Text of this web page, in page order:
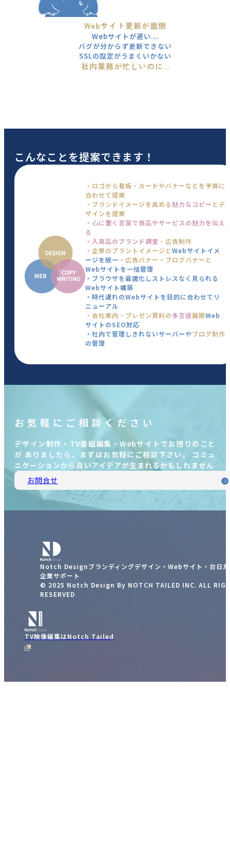
Webサイト更新が面倒
Webサイトが遅い...
バグが分からず更新できない
SSLの設定がうまくいかない
社内業務が忙しいのに...
こんなことを提案できます！
・ロゴから看板、カードやバナーなどを予算に
合わせて提案
・ブランドイメージを高める 魅力なコピー とデ
ザインを提案
・心に響く言葉で商品やサービスの魅力を伝え
る
・入商品のブランド調査 、広告制作
・企業のブラントイメージとWebサイトイメ
ージを統一 ・広告バナー・ブログバナーと
Webサイトを一括管理
・ブラウザを最適化しストレスなく見られる
Webサイト構築
・時代遅れのWebサイトを目的に合わせてリ
ニューアル
・会社案内、プレゼン資料の多言語展開Web
サイトのSEO対応
・社内で管理しきれないサーバーやブログ制作
の管理
お気軽にご相談ください
デザイン制作・TV番組編集・Webサイトでお困りのこと
が ありましたら、まずはお気軽にご相談下さい。 コミュ
ニケーションから良いアイデアが生まれるかもしれません
お問合せ
Notch Designブランディングデザイン・Webサイト・台日
企業サポート
© 2025 Notch Design By NOTCH TAILED INC. ALL
RESERVED
TV映像編集はNotch Tailed